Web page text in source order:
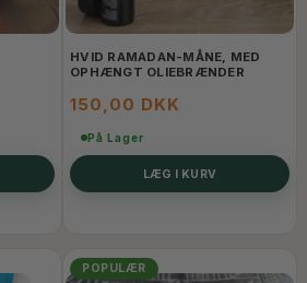
HVID RAMADAN-MÅNE, MED
OPHÆNGT OLIEBRÆNDER
150,00 DKK
På Lager
LÆG I KURV
POPULÆR